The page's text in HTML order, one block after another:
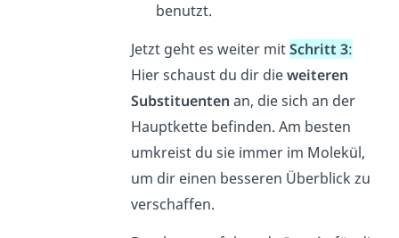
benutzt.
Jetzt geht es weiter mitSchritt 3:
Hier schaust du dir dieweiteren
Substituenten an, die sich an der
Hauptkette befinden. Am besten
umkreist du sie immer im Molekül,
um dir einen besseren Überblick zu
verschaffen.